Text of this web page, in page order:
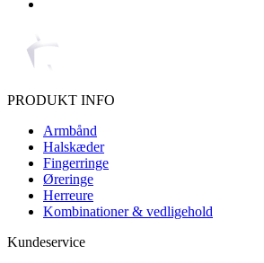
PRODUKT INFO
Armbånd
Halskæder
Fingerringe
Øreringe
Herreure
Kombinationer & vedligehold
Kundeservice